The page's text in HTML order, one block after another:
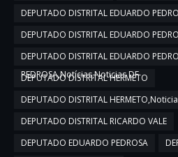
DEPUTADO DISTRITAL EDUARDO
DEPUTADO DISTRITAL EDUARDO
DEPUTADO DISTRITAL EDUARDO
PEDROSA,Notícias,Noticias DF
DEPUTADO DISTRITAL HERMETO
DEPUTADO DISTRITAL
DEPUTADO DISTRITAL RICARDO VALE
DEPUTADO EDUARDO PEDROSA